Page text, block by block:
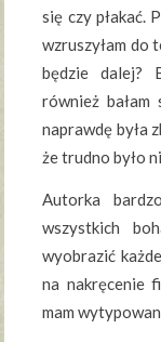
się czy płakać.
wzruszyłam do
będzie dalej?
również
naprawdę była
że trudno było
Autorka
wszystkich
wyobrazić
na nakręcenie
mam